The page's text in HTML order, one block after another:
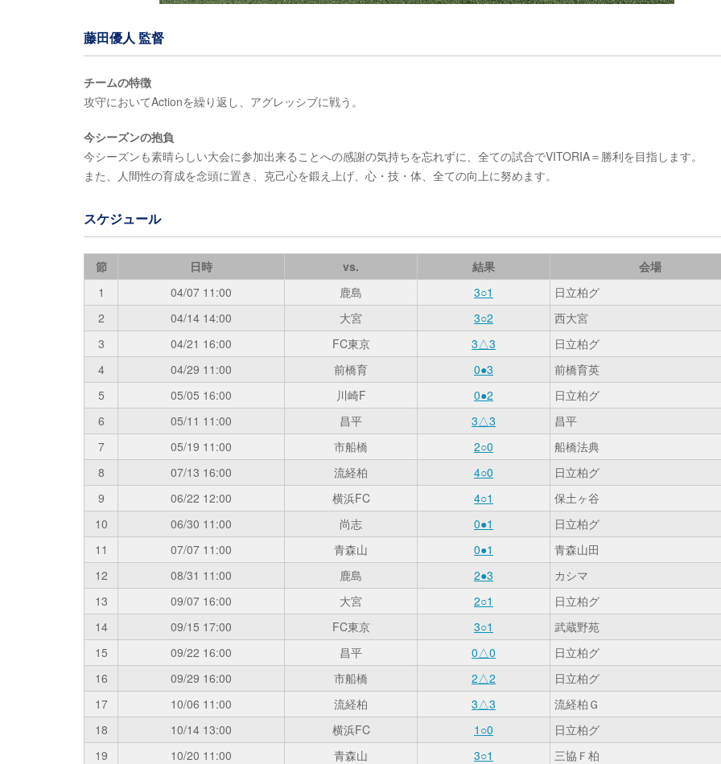
藤田優人 監督
チームの特徴
攻守においてActionを繰り返し、アグレッシブに戦う。
今シーズンの抱負
今シーズンも素晴らしい大会に参加出来ることへの感謝の気持ちを忘れずに、全ての試合でVITORIA＝勝利を目指します。
また、人間性の育成を念頭に置き、克己心を鍛え上げ、心・技・体、全ての向上に努めます。
スケジュール
節 日時 vs. 結果
会場
1
04/07 11:00 鹿島 3○1
日立柏グ
2
04/14 14:00 大宮 3○2
西大宮
3
04/21 16:00 FC東京 3△3
日立柏グ
4
04/29 11:00 前橋育 0●3
前橋育英
5
05/05 16:00 川崎F 0●2
日立柏グ
6
05/11 11:00 昌平 3△3
昌平
7
05/19 11:00 市船橋 2○0
船橋法典
8
07/13 16:00 流経柏 4○0
日立柏グ
9
06/22 12:00 横浜FC 4○1
保土ヶ谷
10
06/30 11:00 尚志 0●1
日立柏グ
11
07/07 11:00 青森山 0●1
青森山田
12
08/31 11:00 鹿島 2●3
カシマ
13
09/07 16:00 大宮 2○1
日立柏グ
14
09/15 17:00 FC東京 3○1
武蔵野苑
15
09/22 16:00 昌平 0△0
日立柏グ
16
09/29 16:00 市船橋 2△2
日立柏グ
17
10/06 11:00 流経柏 3△3
流経柏Ｇ
18
10/14 13:00 横浜FC 1○0
日立柏グ
19
10/20 11:00 青森山 3○1
三協Ｆ柏